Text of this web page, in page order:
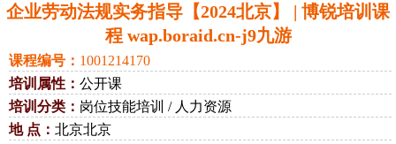
企业劳动法规实务指导【2024北京】 | 博锐培训课
程 wap.boraid.cn-j9九游
课程编号： 1001214170
培训属性： 公开课
培训分类： 岗位技能培训 / 人力资源
地 点： 北京北京